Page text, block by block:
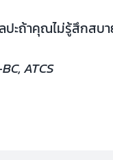
ะถ้าคุณไม่รู้สึกสบ
ATCS